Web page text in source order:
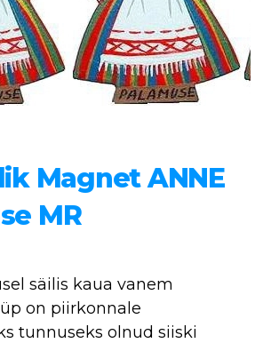
Magnet ANNE
MR
säilis kaua vanem
on piirkonnale
tunnuseks olnud siiski